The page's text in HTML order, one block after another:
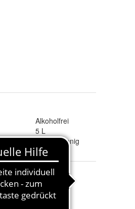
Alkoholfrei
5 L
Milch & Honig